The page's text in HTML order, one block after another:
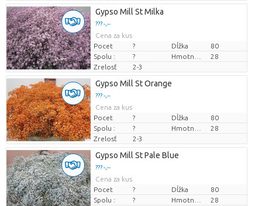
Gypso Mill St Milka
??? -,--
Cena za kus
Pocet
? Dĺžka
80
Spolu :
?
28
Zrelosť
2-3
Gypso Mill St Orange
??? -,--
Cena za kus
Pocet
? Dĺžka
80
Spolu :
?
28
Zrelosť
2-3
Gypso Mill St Pale Blue
??? -,--
Cena za kus
Pocet
? Dĺžka
80
Spolu :
?
28